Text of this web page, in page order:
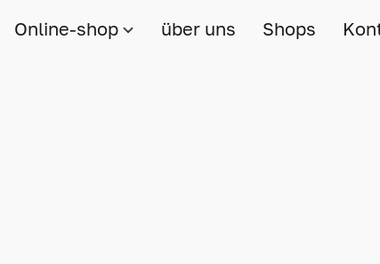
Online-shop über uns Shops